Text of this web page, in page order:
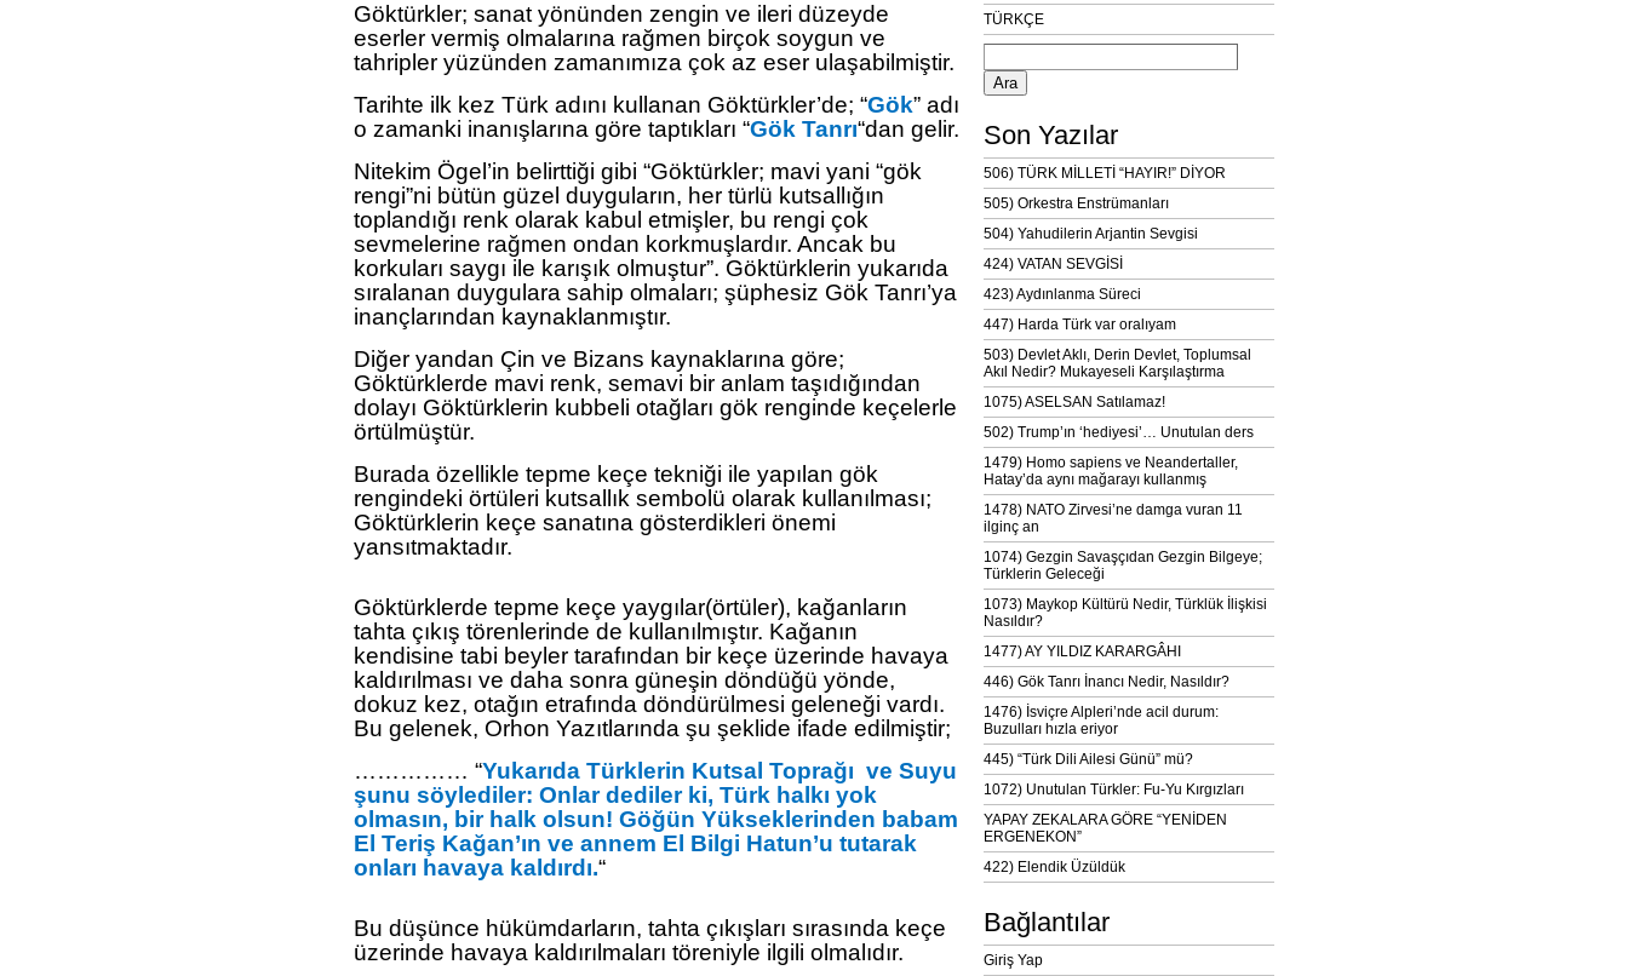
Göktürkler; sanat yönünden zengin ve ileri düzeyde
eserler vermiş olmalarına rağmen birçok soygun ve
tahripler yüzünden zamanımıza çok az eser ulaşabilmiştir.
Tarihte ilk kez Türk adını kullanan Göktürkler’de; “Gök” adı
o zamanki inanışlarına göre taptıkları “Gök Tanrı“dan gelir.
Nitekim Ögel’in belirttiği gibi “Göktürkler; mavi yani “gök
rengi”ni bütün güzel duyguların, her türlü kutsallığın
toplandığı renk olarak kabul etmişler, bu rengi çok
sevmelerine rağmen ondan korkmuşlardır. Ancak bu
korkuları saygı ile karışık olmuştur”. Göktürklerin yukarıda
sıralanan duygulara sahip olmaları; şüphesiz Gök Tanrı’ya
inançlarından kaynaklanmıştır.
Diğer yandan Çin ve Bizans kaynaklarına göre;
Göktürklerde mavi renk, semavi bir anlam taşıdığından
dolayı Göktürklerin kubbeli otağları gök renginde keçelerle
örtülmüştür.
Burada özellikle tepme keçe tekniği ile yapılan gök
rengindeki örtüleri kutsallık sembolü olarak kullanılması;
Göktürklerin keçe sanatına gösterdikleri önemi
yansıtmaktadır.
Göktürklerde tepme keçe yaygılar(örtüler), kağanların
tahta çıkış törenlerinde de kullanılmıştır. Kağanın
kendisine tabi beyler tarafından bir keçe üzerinde havaya
kaldırılması ve daha sonra güneşin döndüğü yönde,
dokuz kez, otağın etrafında döndürülmesi geleneği vardı.
Bu gelenek, Orhon Yazıtlarında şu şeklide ifade edilmiştir;
…………… “Yukarıda Türklerin Kutsal Toprağı ve Suyu
şunu söylediler: Onlar dediler ki, Türk halkı yok
olmasın, bir halk olsun! Göğün Yükseklerinden babam
El Teriş Kağan’ın ve annem El Bilgi Hatun’u tutarak
onları havaya kaldırdı.“
Bu düşünce hükümdarların, tahta çıkışları sırasında keçe
üzerinde havaya kaldırılmaları töreniyle ilgili olmalıdır.
TÜRKÇE
Arama:
Son Yazılar
506) TÜRK MİLLETİ “HAYIR!” DİYOR
505) Orkestra Enstrümanları
504) Yahudilerin Arjantin Sevgisi
424) VATAN SEVGİSİ
423) Aydınlanma Süreci
447) Harda Türk var oralıyam
503) Devlet Aklı, Derin Devlet, Toplumsal
Akıl Nedir? Mukayeseli Karşılaştırma
1075) ASELSAN Satılamaz!
502) Trump’ın ‘hediyesi’… Unutulan ders
1479) Homo sapiens ve Neandertaller,
Hatay’da aynı mağarayı kullanmış
1478) NATO Zirvesi’ne damga vuran 11
ilginç an
1074) Gezgin Savaşçıdan Gezgin Bilgeye;
Türklerin Geleceği
1073) Maykop Kültürü Nedir, Türklük İlişkisi
Nasıldır?
1477) AY YILDIZ KARARGÂHI
446) Gök Tanrı İnancı Nedir, Nasıldır?
1476) İsviçre Alpleri’nde acil durum:
Buzulları hızla eriyor
445) “Türk Dili Ailesi Günü” mü?
1072) Unutulan Türkler: Fu-Yu Kırgızları
YAPAY ZEKALARA GÖRE “YENİDEN
ERGENEKON”
422) Elendik Üzüldük
Bağlantılar
Giriş Yap